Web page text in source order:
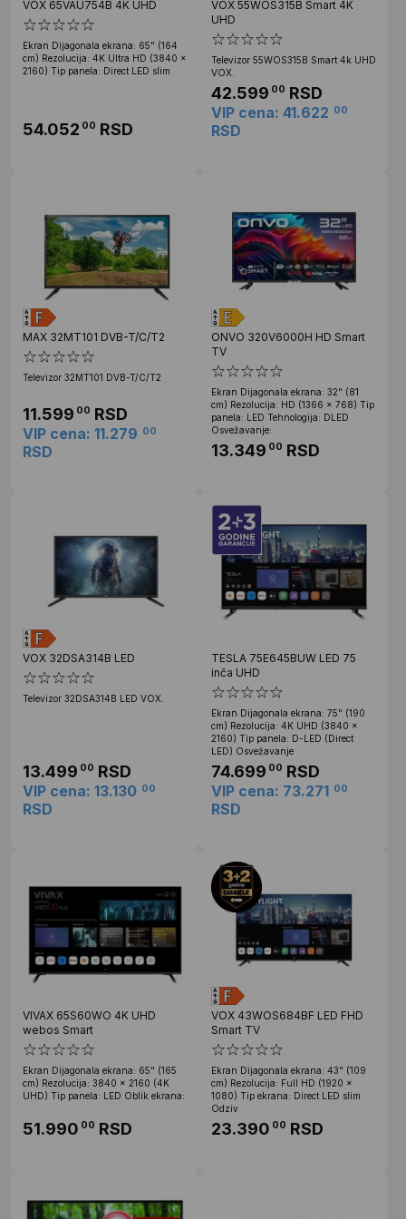
VOX 65VAU754B 4K UHD
Ekran Dijagonala ekrana: 65" (164
cm) Rezolucija: 4K Ultra HD (3840 ×
2160) Tip panela: Direct LED slim
54.052 00 RSD
VOX 55WOS315B Smart 4K
UHD
Televizor 55WOS315B Smart 4k UHD
VOX.
42.599 00 RSD
VIP cena: 41.622 00
RSD
MAX 32MT101 DVB-T/C/T2
Televizor 32MT101 DVB-T/C/T2
11.599 00 RSD
VIP cena: 11.279 00
RSD
ONVO 320V6000H HD Smart
TV
Ekran Dijagonala ekrana: 32" (81
cm) Rezolucija: HD (1366 x 768) Tip
panela: LED Tehnologija: DLED
Osvežavanje:
13.349 00 RSD
VOX 32DSA314B LED
Televizor 32DSA314B LED VOX.
13.499 00 RSD
VIP cena: 13.130 00
RSD
TESLA 75E645BUW LED 75
inča UHD
Ekran Dijagonala ekrana: 75" (190
cm) Rezolucija: 4K UHD (3840 x
2160) Tip panela: D-LED (Direct
LED) Osvežavanje
74.699 00 RSD
VIP cena: 73.271 00
RSD
VIVAX 65S60WO 4K UHD
webos Smart
Ekran Dijagonala ekrana: 65" (165
cm) Rezolucija: 3840 × 2160 (4K
UHD) Tip panela: LED Oblik ekrana:
51.990 00 RSD
VOX 43WOS684BF LED FHD
Smart TV
Ekran Dijagonala ekrana: 43" (109
cm) Rezolucija: Full HD (1920 x
1080) Tip ekrana: Direct LED slim
Odziv
23.390 00 RSD